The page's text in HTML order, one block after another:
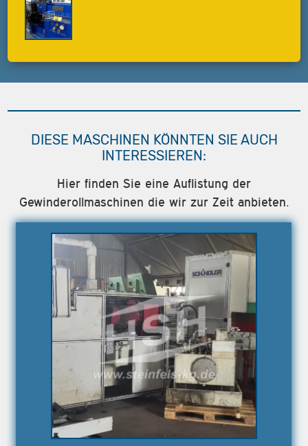
DIESE MASCHINEN KÖNNTEN SIE AUCH
INTERESSIEREN:
Hier finden Sie eine Auflistung der
Gewinderollmaschinen die wir zur Zeit anbieten.